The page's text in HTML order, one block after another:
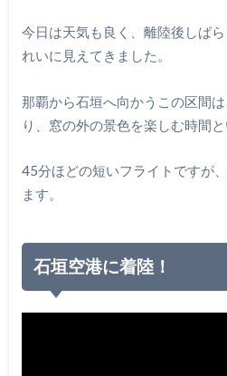
今日は天気も良く、離陸後しば
れいに見えてきました。
那覇から石垣へ向かうこの区間
り、窓の外の景色を楽しむ時間と
45分ほどの短いフライトですが
ます。
石垣空港に着陸！